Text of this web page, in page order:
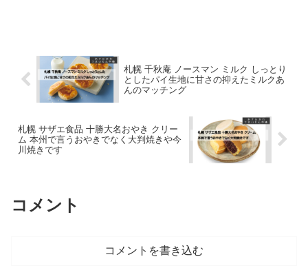
札幌 千秋庵 ノースマン ミルク しっとり
としたパイ生地に甘さの抑えたミルクあ
んのマッチング
札幌 サザエ食品 十勝大名おやき クリー
ム 本州で言うおやきでなく大判焼きや今
川焼きです
コメント
コメントを書き込む